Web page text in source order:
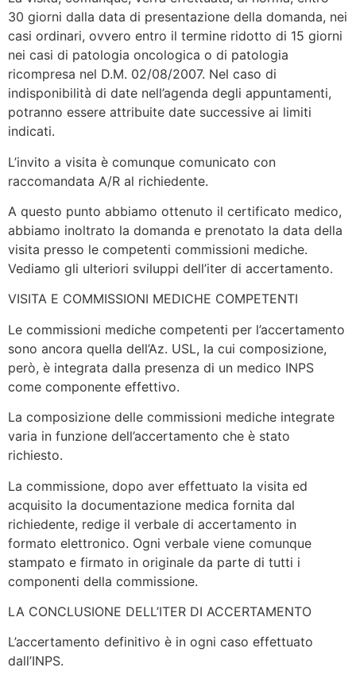
30 giorni dalla data di presentazione della domanda, nei
casi ordinari, ovvero entro il termine ridotto di 15 giorni
nei casi di patologia oncologica o di patologia
ricompresa nel D.M. 02/08/2007. Nel caso di
indisponibilità di date nell’agenda degli appuntamenti,
potranno essere attribuite date successive ai limiti
indicati.
L’invito a visita è comunque comunicato con
raccomandata A/R al richiedente.
A questo punto abbiamo ottenuto il certificato medico,
abbiamo inoltrato la domanda e prenotato la data della
visita presso le competenti commissioni mediche.
Vediamo gli ulteriori sviluppi dell’iter di accertamento.
VISITA E COMMISSIONI MEDICHE COMPETENTI
Le commissioni mediche competenti per l’accertamento
sono ancora quella dell’Az. USL, la cui composizione,
però, è integrata dalla presenza di un medico INPS
come componente effettivo.
La composizione delle commissioni mediche integrate
varia in funzione dell’accertamento che è stato
richiesto.
La commissione, dopo aver effettuato la visita ed
acquisito la documentazione medica fornita dal
richiedente, redige il verbale di accertamento in
formato elettronico. Ogni verbale viene comunque
stampato e firmato in originale da parte di tutti i
componenti della commissione.
LA CONCLUSIONE DELL’ITER DI ACCERTAMENTO
L’accertamento definitivo è in ogni caso effettuato
dall’INPS.